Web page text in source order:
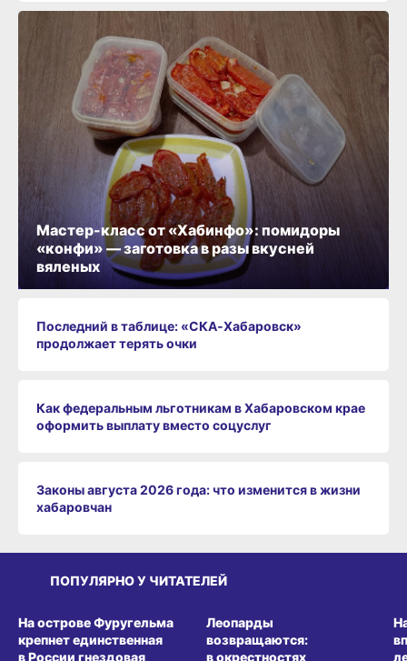
Последний в таблице: «СКА‑Хабаровск»
продолжает терять очки
Как федеральным льготникам в Хабаровском крае
оформить выплату вместо соцуслуг
Законы августа 2026 года: что изменится в жизни
хабаровчан
Мастер-класс от «Хабинфо»: помидоры
«конфи» — заготовка в разы вкусней
вяленых
ПОПУЛЯРНО У ЧИТАТЕЛЕЙ
На острове Фуругельма
крепнет единственная
в России гнездовая
Леопарды
возвращаются:
в окрестностях